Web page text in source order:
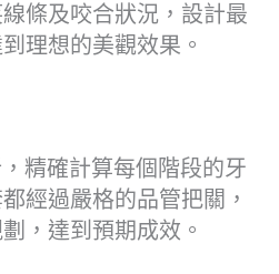
條及咬合狀況，設計最
理想的美觀效果。
精確計算每個階段的牙
經過嚴格的品管把關，
，達到預期成效。